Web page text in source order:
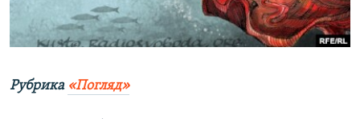
СВІДЧЕННЯ ОКУПАЦІЇ
УКРАЇНСЬКА ПРОБЛЕМА КРИМУ
Qırımtatar
Рубрика «Погляд»